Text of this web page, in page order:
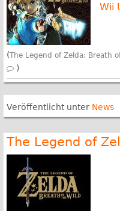
Wii
(The Legend of Zelda: Breath
)
Veröffentlicht unter News
The Legend of